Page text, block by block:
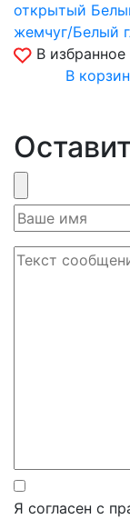
открытый
жемчуг/Белый
В избранное
В
Я согласен с